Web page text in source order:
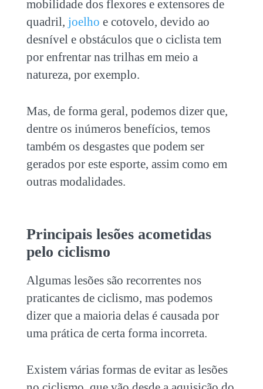
mobilidade dos flexores e extensores de
quadril, joelho e cotovelo, devido ao
desnível e obstáculos que o ciclista tem
por enfrentar nas trilhas em meio a
natureza, por exemplo.
Mas, de forma geral, podemos dizer que,
dentre os inúmeros benefícios, temos
também os desgastes que podem ser
gerados por este esporte, assim como em
outras modalidades.
Principais lesões acometidas
pelo ciclismo
Algumas lesões são recorrentes nos
praticantes de ciclismo, mas podemos
dizer que a maioria delas é causada por
uma prática de certa forma incorreta.
Existem várias formas de evitar as lesões